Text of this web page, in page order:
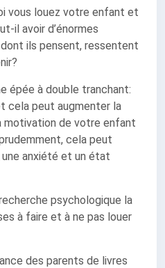
vous louez votre enfant et
il avoir d’énormes
ils pensent, ressentent
épée à double tranchant:
cela peut augmenter la
motivation de votre enfant
cela peut
une anxiété et un état
psychologique la
à faire et à ne pas louer
des parents de livres